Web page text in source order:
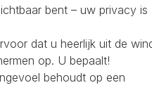
bent – uw privacy is
dat u heerlijk uit de
op. U bepaalt!
behoudt op een